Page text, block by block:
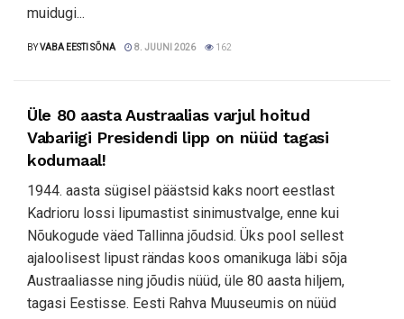
muidugi...
BYVABA EESTI SÕNA 8. JUUNI 2026 162
Üle 80 aasta Austraalias varjul hoitud
Vabariigi Presidendi lipp on nüüd tagasi
kodumaal!
1944. aasta sügisel päästsid kaks noort eestlast
Kadrioru lossi lipumastist sinimustvalge, enne kui
Nõukogude väed Tallinna jõudsid. Üks pool sellest
ajaloolisest lipust rändas koos omanikuga läbi sõja
Austraaliasse ning jõudis nüüd, üle 80 aasta hiljem,
tagasi Eestisse. Eesti Rahva Muuseumis on nüüd